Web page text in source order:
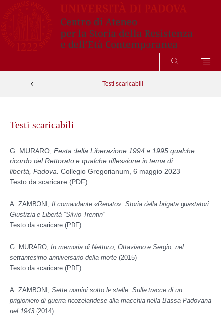
SEARCH
Testi scaricabili
contentTesti scaricabili
G. MURARO, Festa della Liberazione 1994 e 1995:qualche
ricordo del Rettorato e qualche riflessione in tema di
libertà, Padova. Collegio Gregorianum, 6 maggio 2023
Testo da scaricare (PDF)
A. ZAMBONI, Il comandante «Renato». Storia della brigata guastatori
Giustizia e Libertà “Silvio Trentin”
Testo da scaricare (PDF)
G. MURARO, In memoria di Nettuno, Ottaviano e Sergio, nel
settantesimo anniversario della morte (2015)
Testo da scaricare (PDF)
A. ZAMBONI, Sette uomini sotto le stelle. Sulle tracce di un
prigioniero di guerra neozelandese alla macchia nella Bassa Padovana
nel 1943 (2014)